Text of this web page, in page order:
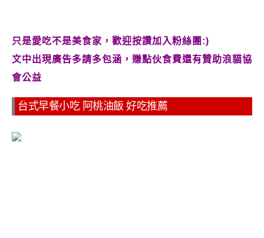
只是愛吃不是美食家，歡迎按讚加入粉絲團:)
文中出現廣告多請多包涵，賺點伙食費還有贊助浪貓協
會公益
台式早餐小吃 阿桃油飯 好吃推薦